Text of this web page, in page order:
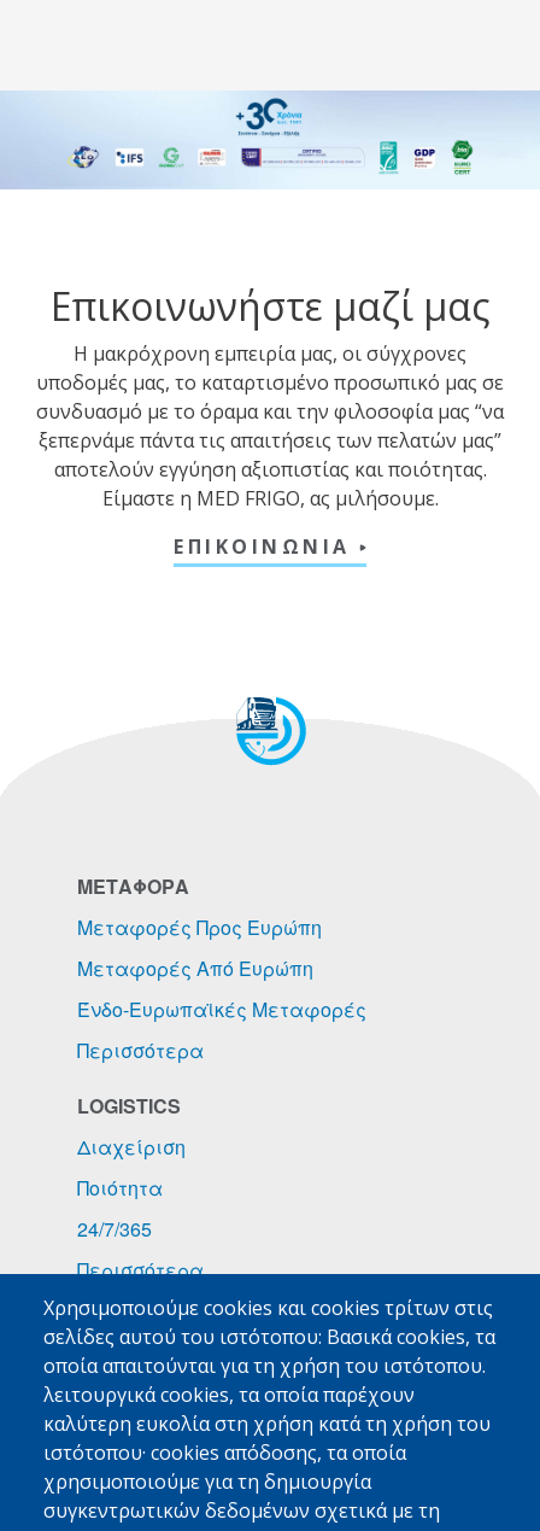
Επικοινωνήστε μαζί μας
Η μακρόχρονη εμπειρία μας, οι σύγχρονες
υποδομές μας, το καταρτισμένο προσωπικό μας σε
συνδυασμό με το όραμα και την φιλοσοφία μας “να
ξεπερνάμε πάντα τις απαιτήσεις των πελατών μας”
αποτελούν εγγύηση αξιοπιστίας και ποιότητας.
Είμαστε η MED FRIGO, ας μιλήσουμε.
ΕΠΙΚΟΙΝΩΝΙΑ
Χρησιμοποιούμε cookies και cookies τρίτων στις
σελίδες αυτού του ιστότοπου: Βασικά cookies, τα
οποία απαιτούνται για τη χρήση του ιστότοπου.
λειτουργικά cookies, τα οποία παρέχουν
καλύτερη ευκολία στη χρήση κατά τη χρήση του
ιστότοπου· cookies απόδοσης, τα οποία
χρησιμοποιούμε για τη δημιουργία
συγκεντρωτικών δεδομένων σχετικά με τη
ΜΕΤΑΦΟΡΑ
Μεταφορές Προς Ευρώπη
Μεταφορές Από Ευρώπη
Ένδο-Ευρωπαϊκές Μεταφορές
Περισσότερα
LOGISTICS
Διαχείριση
Ποιότητα
24/7/365
Περισσότερα
ΕΙΔΙΚΑ ΦΟΡΤΙΑ
Φάρμακα
Τροφοδοσίες Πλοίων
Εμπορεύματα Υψηλής Αξίας
Περισσότερα